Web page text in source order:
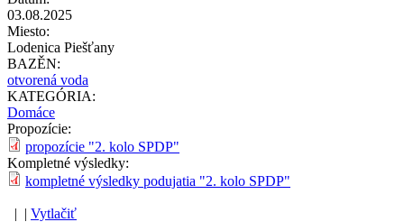
03.08.2025
Miesto:
Lodenica Piešťany
BAZĚN:
otvorená voda
KATEGÓRIA:
Domáce
Propozície:
propozície "2. kolo SPDP"
Kompletné výsledky:
kompletné výsledky podujatia "2. kolo SPDP"
| | Vytlačiť